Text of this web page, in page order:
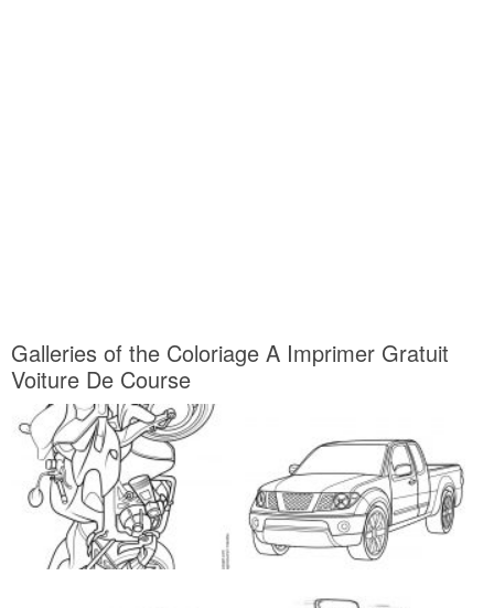
Galleries of the Coloriage A Imprimer Gratuit
Voiture De Course